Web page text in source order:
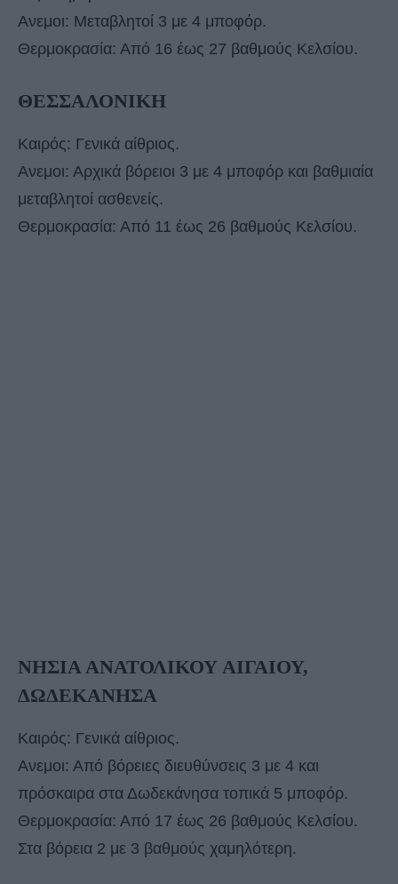
Ανεμοι: Μεταβλητοί 3 με 4 μποφόρ.
Θερμοκρασία: Από 16 έως 27 βαθμούς Κελσίου.
ΘΕΣΣΑΛΟΝΙΚΗ
Καιρός: Γενικά αίθριος.
Ανεμοι: Αρχικά βόρειοι 3 με 4 μποφόρ και βαθμιαία
μεταβλητοί ασθενείς.
Θερμοκρασία: Από 11 έως 26 βαθμούς Κελσίου.
ΝΗΣΙΑ ΑΝΑΤΟΛΙΚΟΥ ΑΙΓΑΙΟΥ,
ΔΩΔΕΚΑΝΗΣΑ
Καιρός: Γενικά αίθριος.
Ανεμοι: Από βόρειες διευθύνσεις 3 με 4 και
πρόσκαιρα στα Δωδεκάνησα τοπικά 5 μποφόρ.
Θερμοκρασία: Από 17 έως 26 βαθμούς Κελσίου.
Στα βόρεια 2 με 3 βαθμούς χαμηλότερη.